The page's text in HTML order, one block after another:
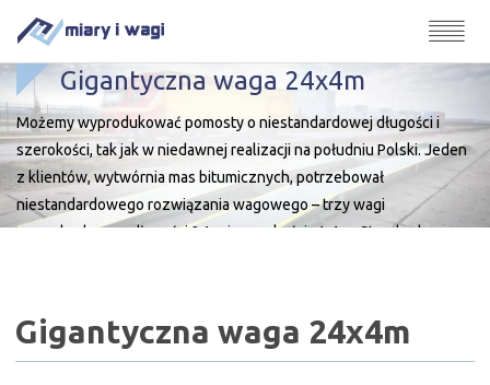
Gigantyczna waga 24x4m
Możemy wyprodukować pomosty o niestandardowej długości i
szerokości, tak jak w niedawnej realizacji na południu Polski. Jeden
z klientów, wytwórnia mas bitumicznych, potrzebował
niestandardowego rozwiązania wagowego – trzy wagi
samochodowe o długości 24 m i szerokości aż 4 m. Standardem są
Gigantyczna waga 24x4m